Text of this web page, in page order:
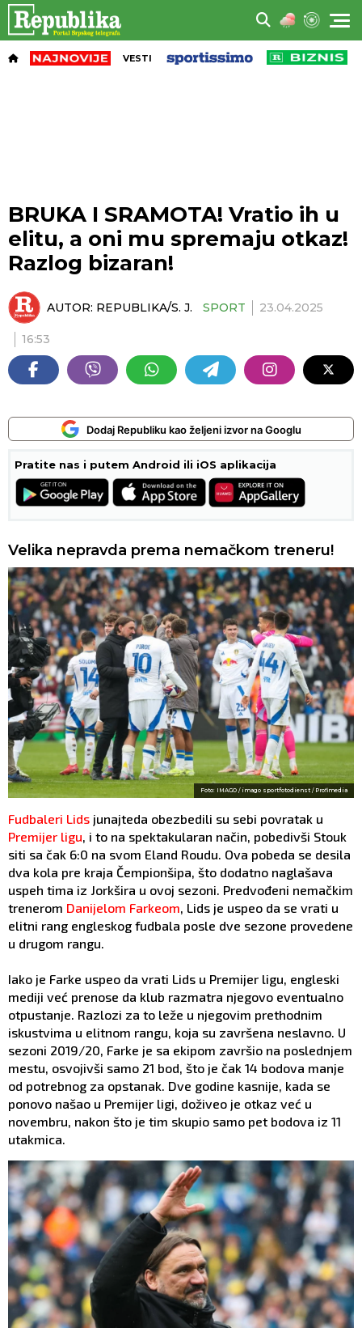
VESTI
BRUKA I SRAMOTA! Vratio ih u
elitu, a oni mu spremaju otkaz!
Razlog bizaran!
AUTOR: REPUBLIKA/S. J. SPORT 23.04.2025
16:53
Dodaj Republiku kao željeni izvor na Googlu
Pratite nas i putem Android ili iOS aplikacija
Velika nepravda prema nemačkom treneru!
Foto: IMAGO / imago sportfotodienst / Profimedia
Fudbaleri Lids junajteda obezbedili su sebi povratak u
Premijer ligu, i to na spektakularan način, pobedivši Stouk
siti sa čak 6:0 na svom Eland Roudu. Ova pobeda se desila
dva kola pre kraja Čempionšipa, što dodatno naglašava
uspeh tima iz Jorkšira u ovoj sezoni. Predvođeni nemačkim
trenerom Danijelom Farkeom, Lids je uspeo da se vrati u
elitni rang engleskog fudbala posle dve sezone provedene
u drugom rangu.
Iako je Farke uspeo da vrati Lids u Premijer ligu, engleski
mediji već prenose da klub razmatra njegovo eventualno
otpustanje. Razlozi za to leže u njegovim prethodnim
iskustvima u elitnom rangu, koja su završena neslavno. U
sezoni 2019/20, Farke je sa ekipom završio na poslednjem
mestu, osvojivši samo 21 bod, što je čak 14 bodova manje
od potrebnog za opstanak. Dve godine kasnije, kada se
ponovo našao u Premijer ligi, doživeo je otkaz već u
novembru, nakon što je tim skupio samo pet bodova iz 11
utakmica.